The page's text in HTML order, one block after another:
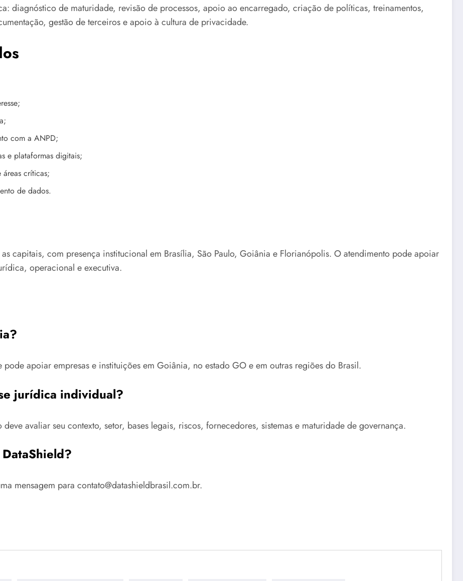
diagnóstico de maturidade, revisão de processos, apoio ao encarregado, criação de políticas, treinamentos,
gestão de terceiros e apoio à cultura de privacidade.
com a ANPD;
e plataformas digitais;
críticas;
de dados.
capitais, com presença institucional em Brasília, São Paulo, Goiânia e Florianópolis. O atendimento pode apoiar
operacional e executiva.
apoiar empresas e instituições em Goiânia, no estado GO e em outras regiões do Brasil.
jurídica individual?
avaliar seu contexto, setor, bases legais, riscos, fornecedores, sistemas e maturidade de governança.
mensagem para contato@datashieldbrasil.com.br.